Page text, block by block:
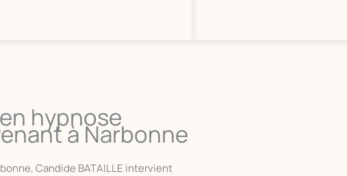
hypnose
à Narbonne
Candide BATAILLE intervient